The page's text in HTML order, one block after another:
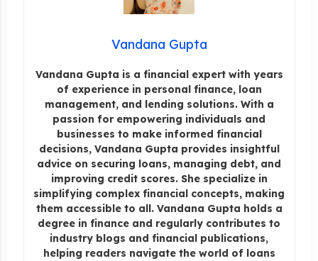
Vandana Gupta
Vandana Gupta is a financial expert with years
of experience in personal finance, loan
management, and lending solutions. With a
passion for empowering individuals and
businesses to make informed financial
decisions, Vandana Gupta provides insightful
advice on securing loans, managing debt, and
improving credit scores. She specialize in
simplifying complex financial concepts, making
them accessible to all. Vandana Gupta holds a
degree in finance and regularly contributes to
industry blogs and financial publications,
helping readers navigate the world of loans